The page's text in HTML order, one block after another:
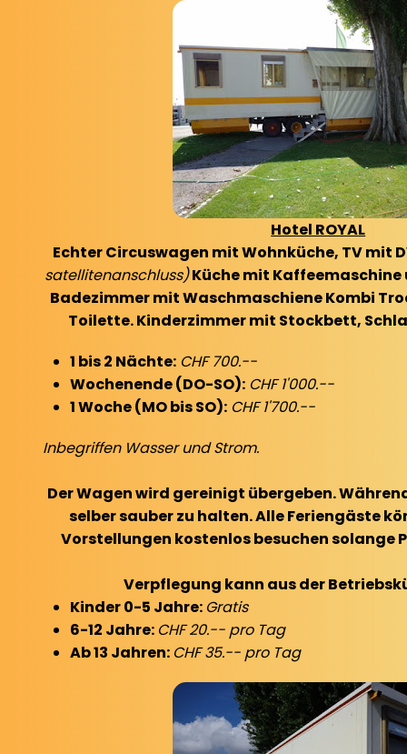
Hotel ROYAL
Echter Circuswagen mit Wohnküche, TV mit
satellitenanschluss)Küche mit
Badezimmer mit Waschmaschiene Kombi
Toilette.Kinderzimmer mit Stockbett,
1 bis 2 Nächte: CHF 700.--
Wochenende (DO-SO): CHF 1'000.--
1 Woche (MO bis SO): CHF 1'700.--
Inbegriffen Wasser und Strom.
Der Wagen wird gereinigt übergeben.
selber sauber zu halten.Alle Feriengäste
Vorstellungen kostenlos besuchen solange
Verpflegung kann aus der
Kinder 0-5 Jahre: Gratis
6-12 Jahre: CHF 20.-- pro Tag
Ab 13 Jahren: CHF 35.-- pro Tag